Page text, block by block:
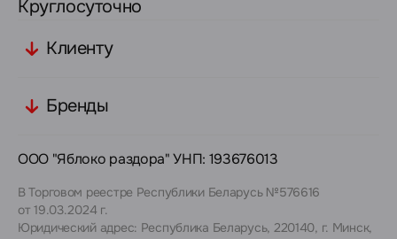
Круглосуточно
Клиенту
Бренды
ООО "Яблоко раздора" УНП: 193676013
В Торговом реестре Республики Беларусь №576616
от 19.03.2024 г.
Юридический адрес: Республика Беларусь, 220140, г. Минск,